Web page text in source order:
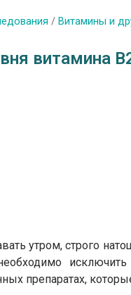
/ Витамины и
витамина
утром, строго
препаратах,